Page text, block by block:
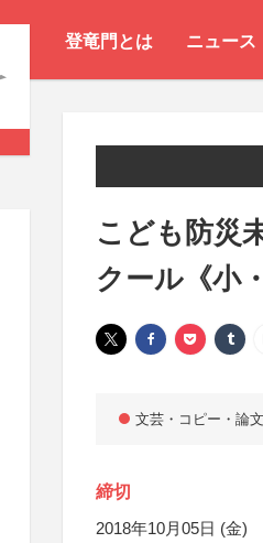
登竜門とは ニュース
こども防災
クール《小
文芸・コピー・論文
締切
2018年10月05日 (金)